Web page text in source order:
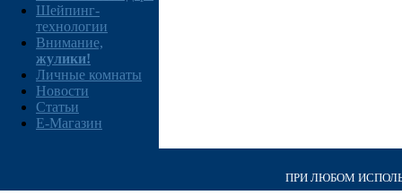
Шейпинг-
технологии
Внимание,
жулики!
Личные комнаты
Новости
Статьи
E-Магазин
ПРИ ЛЮБОМ